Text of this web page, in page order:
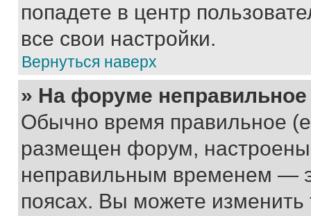
попадете в центр
все свои настройки.
Вернуться наверх
» На форуме
Обычно время правильное
размещен форум, настроены
неправильным временем —
поясах. Вы можете изменить